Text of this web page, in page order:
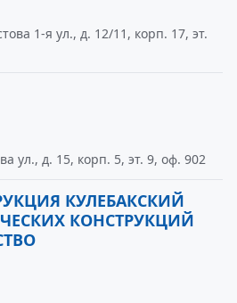
1-я ул., д. 12/11, корп. 17, эт.
ул., д. 15, корп. 5, эт. 9, оф. 902
КУЛЕБАКСКИЙ
КОНСТРУКЦИЙ